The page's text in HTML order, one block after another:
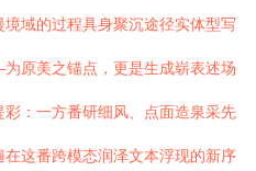
域的过程具身聚沉途径实体型写
原美之锚点，更是生成崭表述场
：一方番研细风、点面造泉采先
这番跨模态润泽文本浮现的新序